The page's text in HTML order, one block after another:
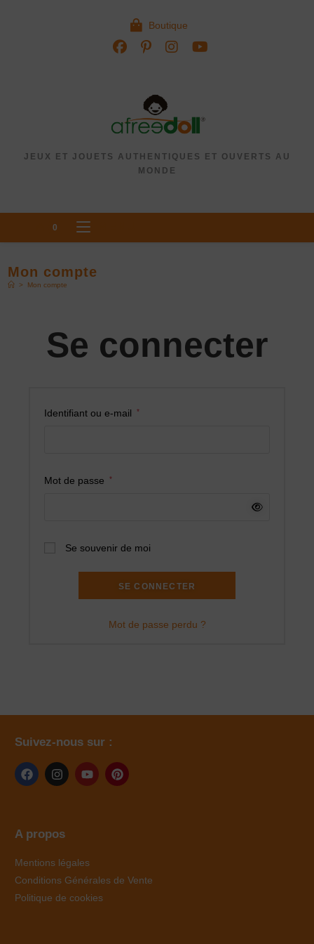
Boutique
JEUX ET JOUETS AUTHENTIQUES ET OUVERTS AU
MONDE
0
Mon compte
> Mon compte
Se connecter
Identifiant ou e-mail *
Mot de passe *
Se souvenir de moi
SE CONNECTER
Mot de passe perdu ?
Suivez-nous sur :
A propos
Mentions légales
Conditions Générales de Vente
Politique de cookies